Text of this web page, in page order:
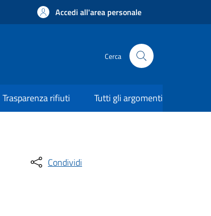
Accedi all'area personale
Cerca
Trasparenza rifiuti Tutti gli argomenti
Condividi